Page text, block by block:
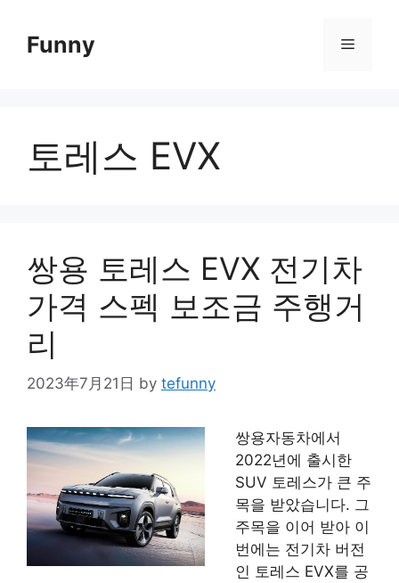
contentFunny Menu
토레스 EVX
쌍용 토레스 EVX 전기차
가격 스펙 보조금 주행거
리
2023年7月21日 by tefunny
쌍용자동차에서
2022년에 출시한
SUV 토레스가 큰 주
목을 받았습니다. 그
주목을 이어 받아 이
번에는 전기차 버전
인 토레스 EVX를 공